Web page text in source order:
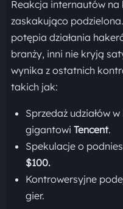
Reakcja internautów na
zaskakująco
potępia działania
branży, inni nie kryją
wynika z ostatnich
takich jak:
Sprzedaż udziałów w
gigantowi Tencent.
Spekulacje o
$100.
Kontrowersyjne
gier.